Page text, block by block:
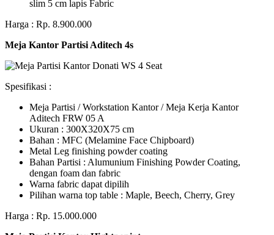
slim 5 cm lapis Fabric
Harga : Rp. 8.900.000
Meja Kantor Partisi Aditech 4s
Spesifikasi :
Meja Partisi / Workstation Kantor / Meja Kerja Kantor
Aditech FRW 05 A
Ukuran : 300X320X75 cm
Bahan : MFC (Melamine Face Chipboard)
Metal Leg finishing powder coating
Bahan Partisi : Alumunium Finishing Powder Coating,
dengan foam dan fabric
Warna fabric dapat dipilih
Pilihan warna top table : Maple, Beech, Cherry, Grey
Harga : Rp. 15.000.000